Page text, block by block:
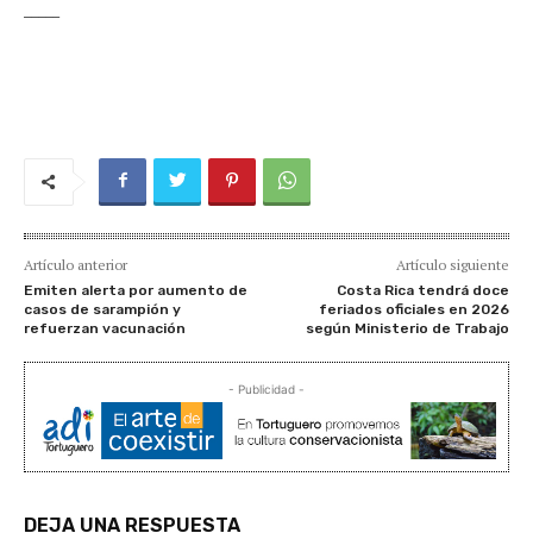
Artículo anterior
Emiten alerta por aumento de
casos de sarampión y
refuerzan vacunación
Artículo siguiente
Costa Rica tendrá doce
feriados oficiales en 2026
según Ministerio de Trabajo
- Publicidad -
DEJA UNA RESPUESTA